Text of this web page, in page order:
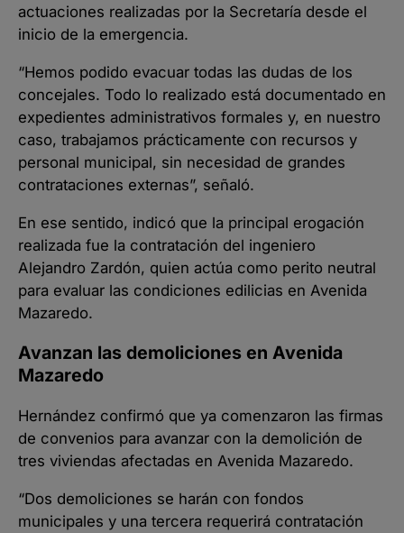
actuaciones realizadas por la Secretaría desde el
inicio de la emergencia.
“Hemos podido evacuar todas las dudas de los
concejales. Todo lo realizado está documentado en
expedientes administrativos formales y, en nuestro
caso, trabajamos prácticamente con recursos y
personal municipal, sin necesidad de grandes
contrataciones externas”, señaló.
En ese sentido, indicó que la principal erogación
realizada fue la contratación del ingeniero
Alejandro Zardón, quien actúa como perito neutral
para evaluar las condiciones edilicias en Avenida
Mazaredo.
Avanzan las demoliciones en Avenida
Mazaredo
Hernández confirmó que ya comenzaron las firmas
de convenios para avanzar con la demolición de
tres viviendas afectadas en Avenida Mazaredo.
“Dos demoliciones se harán con fondos
municipales y una tercera requerirá contratación